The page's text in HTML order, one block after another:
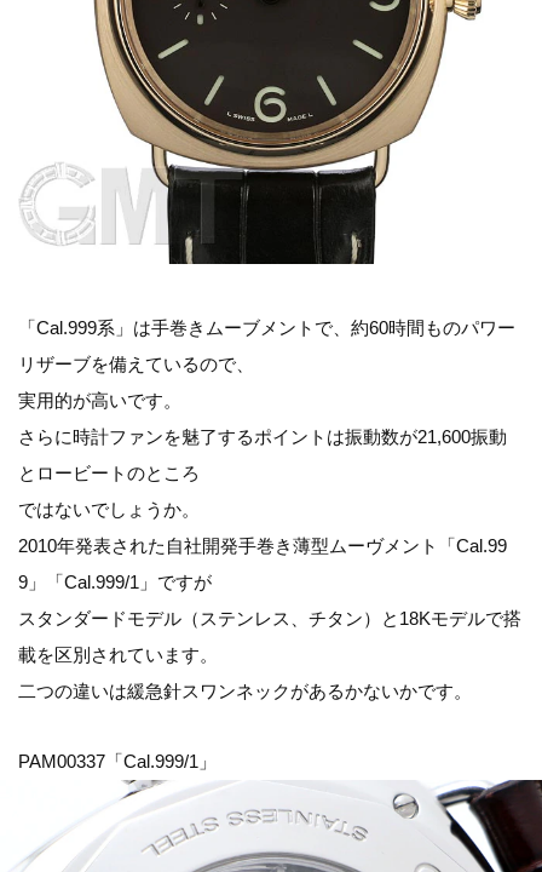
「Cal.999系」は手巻きムーブメントで、約60時間ものパワー
リザーブを備えているので、
実用的が高いです。
さらに時計ファンを魅了するポイントは振動数が21,600振動
とロービートのところ
ではないでしょうか。
2010年発表された自社開発手巻き薄型ムーヴメント「Cal.99
9」「Cal.999/1」ですが
スタンダードモデル（ステンレス、チタン）と18Kモデルで搭
載を区別されています。
二つの違いは緩急針スワンネックがあるかないかです。
PAM00337「Cal.999/1」